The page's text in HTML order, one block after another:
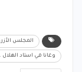
المجلس
وغانا في استاد الهلال